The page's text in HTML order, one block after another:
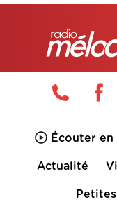
Écouter
Actualité